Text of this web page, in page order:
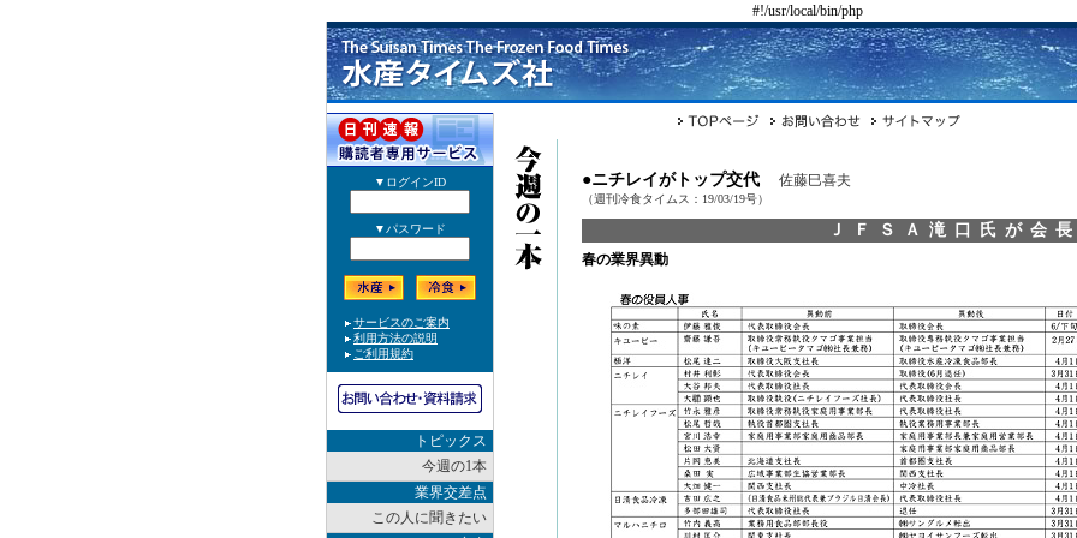
#!/usr/local/bin/php
トピックス
今週の1本
業界交差点
この人に聞きたい
●ニチレイがトップ交代 佐藤巳喜夫
（週刊冷食タイムス：19/03/19号）
ＪＦＳＡ滝口氏が会
春の業界異動